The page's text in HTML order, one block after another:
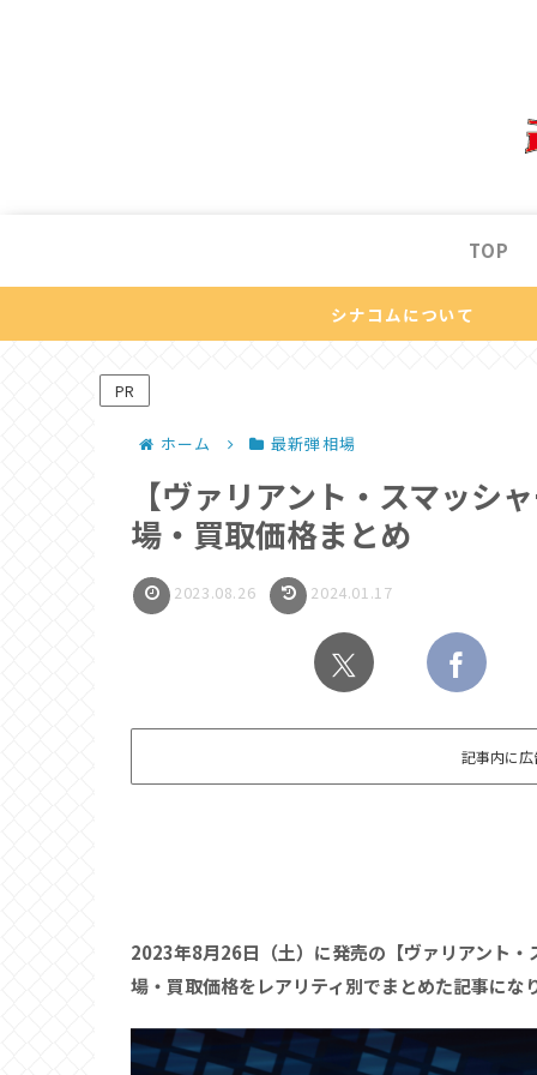
TOP
シナコムについて
PR
ホーム 最新弾相場
【ヴァリアント・スマッシ
場・買取価格まとめ
2023.08.26 2024.01.17
記事内に
2023年8月26日（土）に発売の【ヴァリアント
場・買取価格をレアリティ別でまとめた記事にな